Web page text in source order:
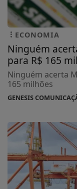
ECONOMIA
Ninguém
para R$ 165
Ninguém acerta
165 milhões
GENESIS